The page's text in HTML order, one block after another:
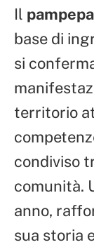
Il
base di
si
territorio
condiviso
comunità.
anno,
sua storia